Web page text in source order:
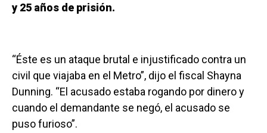
y 25 años de prisión.
“Éste es un ataque brutal e injustificado contra un
civil que viajaba en el Metro”, dijo el fiscal Shayna
Dunning. “El acusado estaba rogando por dinero y
cuando el demandante se negó, el acusado se
puso furioso”.